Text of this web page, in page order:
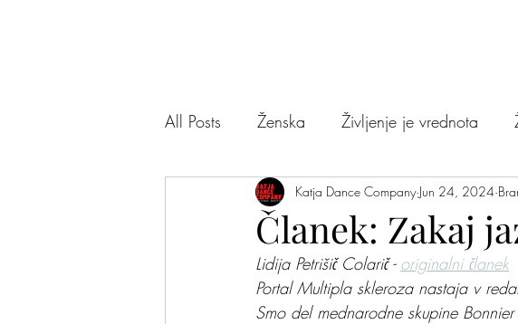
All Posts Ženska Življenje je vrednota
Ponudba Predstave Nastopi
Plesalke in plesalci Pomislite na nas
Članek: Zakaj
Katja Dance Company Jun 24, 2024
Lidija Petrišič Colarič - originalni članek
Portal Multipla skleroza nastaja v
Smo del mednarodne skupine